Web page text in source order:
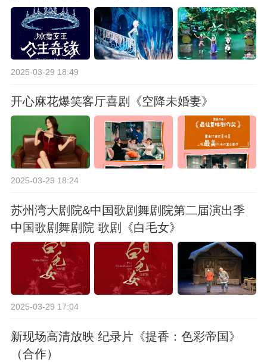
2025-03-29 18:49
开心麻花爆笑客厅喜剧《空降未婚妻》
2025-03-29 18:24
苏州湾大剧院&中国歌剧舞剧院第二届演出季
中国歌剧舞剧院 歌剧《白毛女》
2025-03-29 17:04
新现场高清放映 纪录片《提香：色彩帝国》
（合作）